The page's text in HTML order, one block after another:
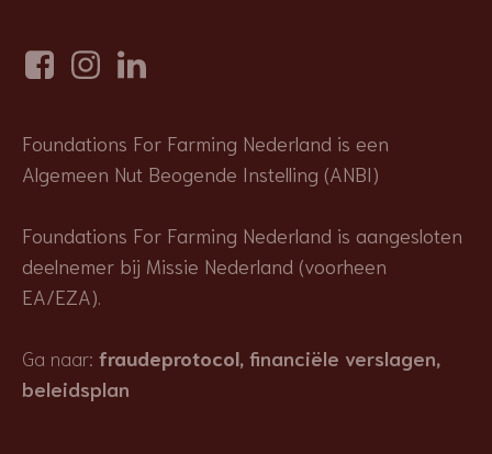
Foundations For Farming Nederland is een
Algemeen Nut Beogende Instelling (ANBI)
Foundations For Farming Nederland is aangesloten
deelnemer bij Missie Nederland (voorheen
EA/EZA).
Ga naar: fraudeprotocol, financiële verslagen,
beleidsplan